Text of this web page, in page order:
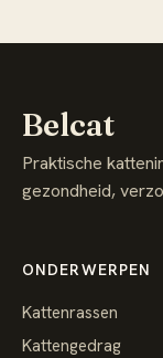
Belcat
Praktische
gezondheid,
ONDERWERPEN
Kattenrassen
Kattengedrag